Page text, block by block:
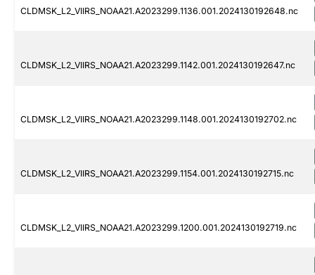
CLDMSK_L2_VIIRS_NOAA21.A2023299.1136.001.2024130192648.nc
CLDMSK_L2_VIIRS_NOAA21.A2023299.1142.001.2024130192647.nc
CLDMSK_L2_VIIRS_NOAA21.A2023299.1148.001.2024130192702.nc
CLDMSK_L2_VIIRS_NOAA21.A2023299.1154.001.2024130192715.nc
CLDMSK_L2_VIIRS_NOAA21.A2023299.1200.001.2024130192719.nc